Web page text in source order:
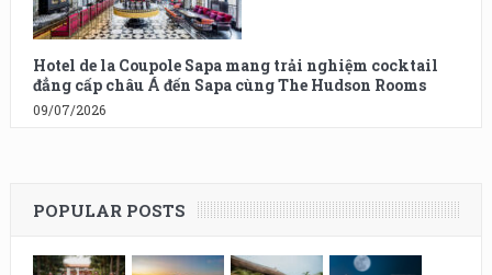
Hotel de la Coupole Sapa mang trải nghiệm cocktail
đẳng cấp châu Á đến Sapa cùng The Hudson Rooms
09/07/2026
POPULAR POSTS